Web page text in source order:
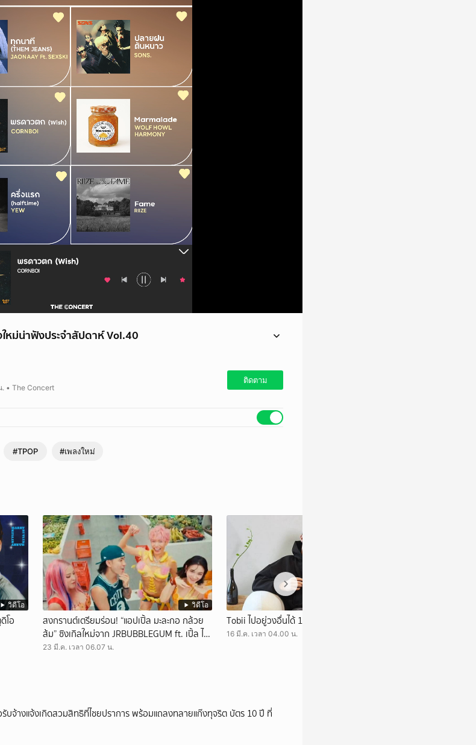
หม่น่าฟังประจำสัปดาห์ Vol.40
ายนกับเพลงใหม่น่าฟังประจำสัปดาห์ Vol.40 ที่ไม่รู้ว่าจะช่วยให้ทุกคนคลายหนาว
JEANS)
. • The Concert
ติดตาม
#TPOP #เพลงใหม่
วิดีโอ
โอ
วิดีโอ
สงกรานต์เตรียมร่อน! “แอปเปิ้ล มะละกอ กล้วย
ส้ม” ซิงเกิลใหม่จาก JRBUBBLEGUM ft. เปิ้ล ไอ
ริณ, Zom Marie & Ironboy
23 มี.ค. เวลา 06.07 น.
Tobii ไปอยู่วงอื่นได้ 1 วัน อยากไปอยู่วงไหน
16 มี.ค. เวลา 04.00 น.
จ้างแจ้งเกิดสวมสิทธิที่ไชยปราการ พร้อมแถลงทลายแก๊งทุจริต บัตร 10 ปี ที่